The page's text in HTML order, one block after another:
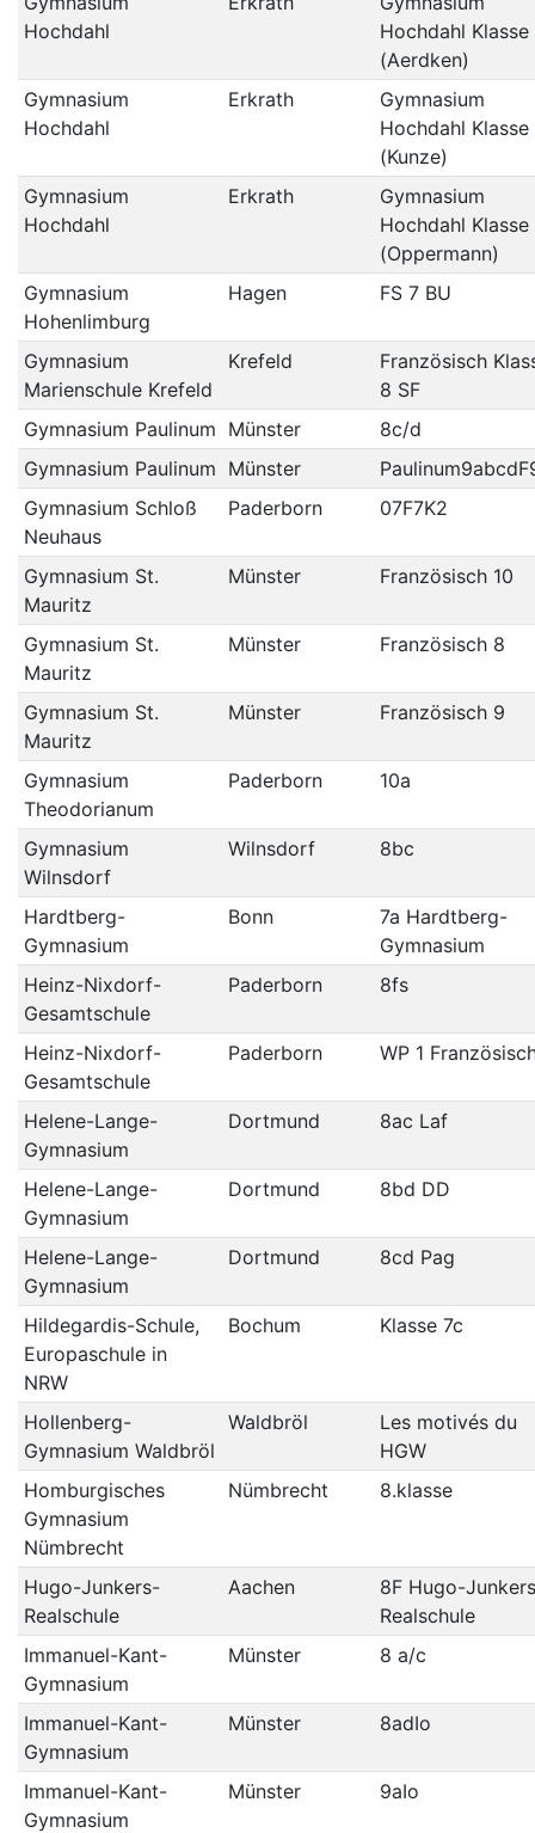
Hochdahl
Hochdahl Klasse
(Aerdken)
Gymnasium
Hochdahl
Erkrath
Gymnasium
Hochdahl Klasse
(Kunze)
Gymnasium
Hochdahl
Erkrath
Gymnasium
Hochdahl Klasse
(Oppermann)
Gymnasium
Hohenlimburg
Hagen FS 7 BU
Gymnasium
Marienschule Krefeld
Krefeld
Französisch
8 SF
Gymnasium Paulinum Münster
8c/d
Gymnasium Paulinum Münster
Gymnasium Schloß
Neuhaus
Paderborn 07F7K2
Gymnasium St.
Mauritz
Münster Französisch 10
Gymnasium St.
Mauritz
Münster Französisch 8
Gymnasium St.
Mauritz
Münster Französisch 9
Gymnasium
Theodorianum
Paderborn 10a
Gymnasium
Wilnsdorf
Wilnsdorf 8bc
Hardtberg-
Gymnasium
Bonn
7a Hardtberg-
Gymnasium
Heinz-Nixdorf-
Gesamtschule
Paderborn 8fs
Heinz-Nixdorf-
Gesamtschule
Paderborn WP 1
Helene-Lange-
Gymnasium
Dortmund 8ac Laf
Helene-Lange-
Gymnasium
Dortmund 8bd DD
Helene-Lange-
Gymnasium
Dortmund 8cd Pag
Hildegardis-Schule,
Europaschule in
NRW
Bochum Klasse 7c
Hollenberg-
Gymnasium Waldbröl
Waldbröl
Les motivés du
HGW
Homburgisches
Gymnasium
Nümbrecht
Nümbrecht 8.klasse
Hugo-Junkers-
Realschule
Aachen
8F Hugo-
Realschule
Immanuel-Kant-
Gymnasium
Münster 8 a/c
Immanuel-Kant-
Gymnasium
Münster 8adIo
Immanuel-Kant-
Gymnasium
Münster 9aIo